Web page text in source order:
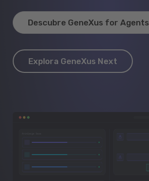
Descubre GeneXus for Agents
Explora GeneXus Next